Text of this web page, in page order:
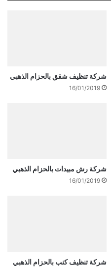
شركة تنظيف شقق بالحزام الذهبي
16/01/2019
شركة رش مبيدات بالحزام الذهبي
16/01/2019
شركة تنظيف كنب بالحزام الذهبي